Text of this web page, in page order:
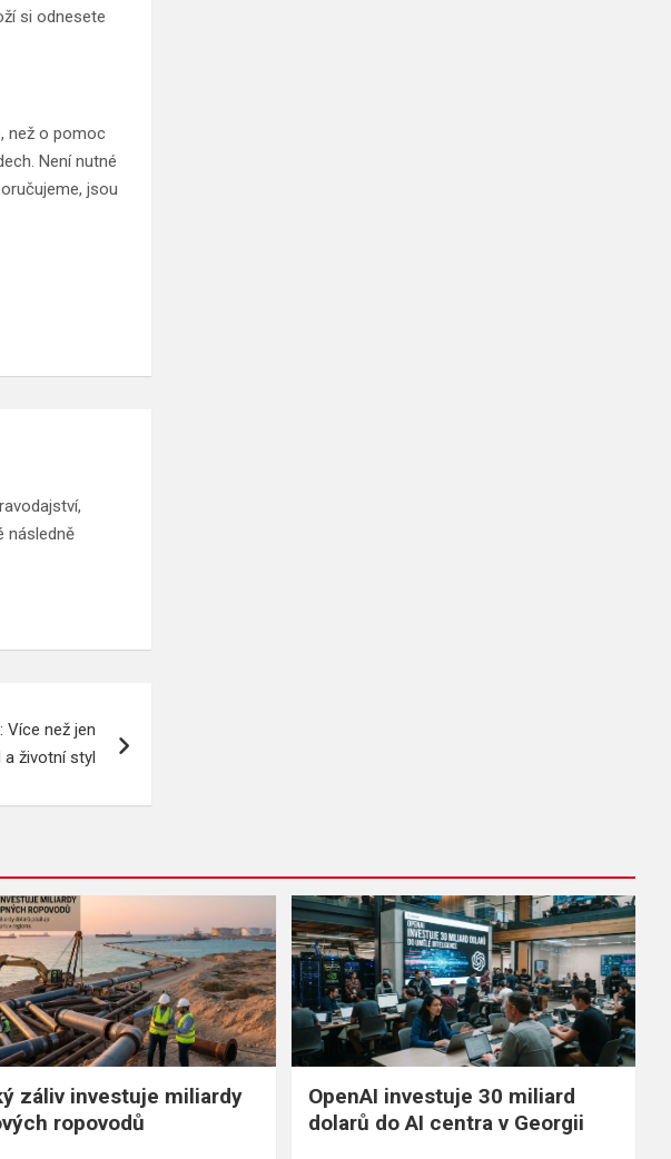
si odnesete
než o pomoc
Není nutné
jsou
následně
Více než jen
a životní styl
záliv investuje miliardy
ropovodů
OpenAI investuje 30 miliard
dolarů do AI centra v Georgii